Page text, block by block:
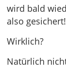
wird bald
also gesichert!
Wirklich?
Natürlich